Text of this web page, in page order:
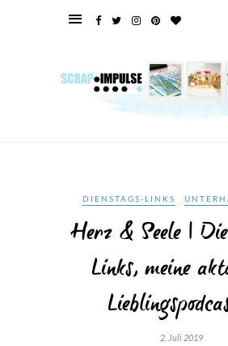
DIENSTAGS-LINKS
Herz & Seele |
Links, meine
2. Juli 2019